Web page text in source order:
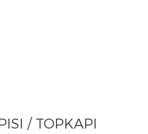
/ TOPKAPI